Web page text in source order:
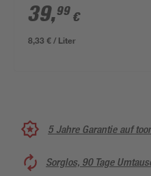
39,99 €
8,33 € / Liter
5 Jahre Garantie auf
Sorglos, 90 Tage